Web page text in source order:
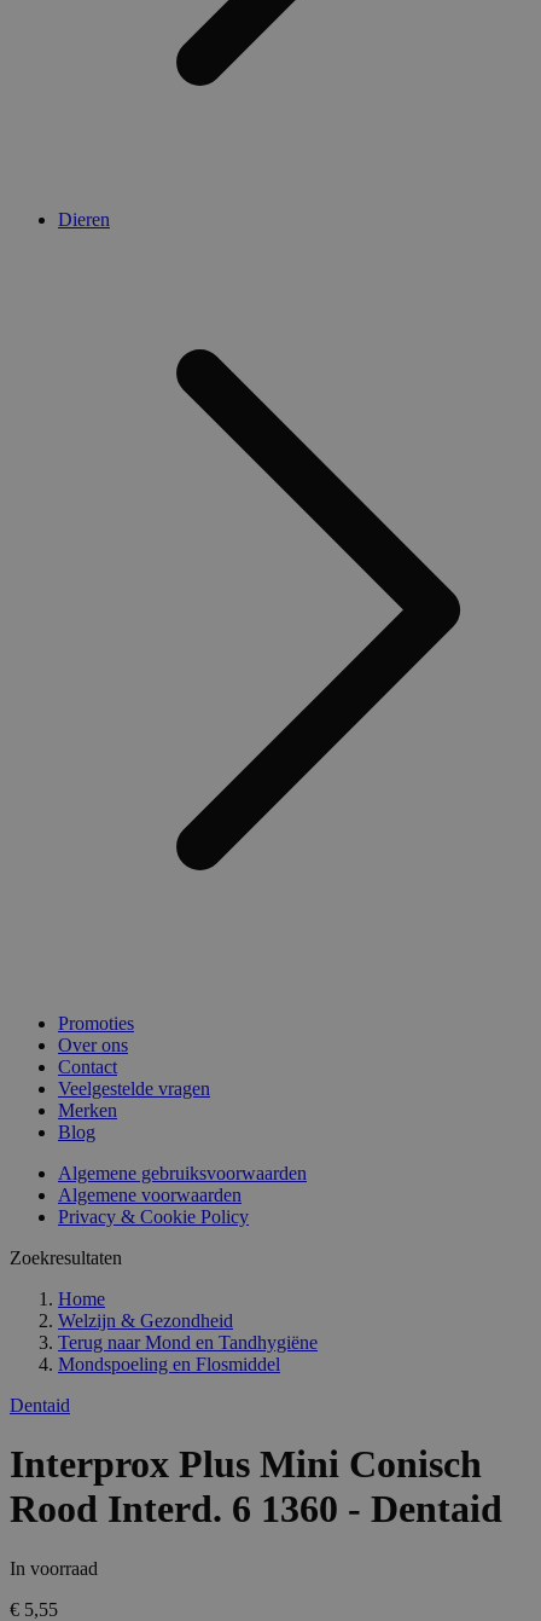
Dieren
Promoties
Over ons
Contact
Veelgestelde vragen
Merken
Blog
Algemene gebruiksvoorwaarden
Algemene voorwaarden
Privacy & Cookie Policy
Zoekresultaten
Home
Welzijn & Gezondheid
Terug naar Mond en Tandhygiëne
Mondspoeling en Flosmiddel
Dentaid
Interprox Plus Mini Conisch
Rood Interd. 6 1360 - Dentaid
In voorraad
€ 5,55